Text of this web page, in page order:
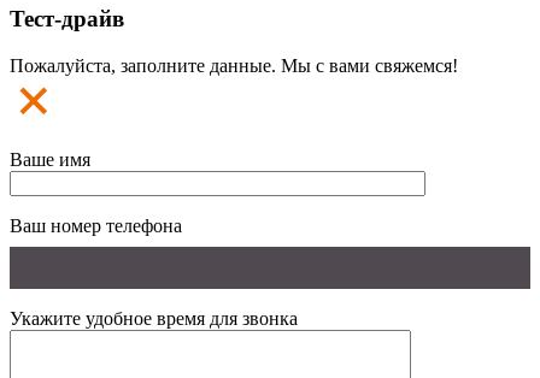
Тест-драйв
Пожалуйста, заполните данные. Мы с вами свяжемся!
Ваше имя
Ваш номер телефона
Укажите удобное время для звонка